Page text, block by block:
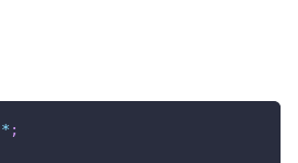
* ;